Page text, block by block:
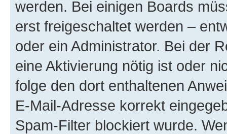
werden. Bei einigen Boards
erst freigeschaltet werden –
oder ein Administrator. Bei der
eine Aktivierung nötig ist oder
folge den dort enthaltenen
E-Mail-Adresse korrekt
Spam-Filter blockiert wurde.